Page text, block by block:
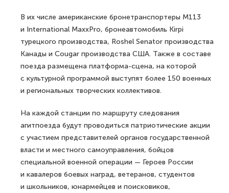
В их числе американские бронетранспортеры M113
и International MaxxPro, бронеавтомобиль Kirpi
турецкого производства, Roshel Senator производства
Канады и Cougar производства США. Также в составе
поезда размещена платформа-сцена, на которой
с культурной программой выступят более 150 военных
и региональных творческих коллективов.
На каждой станции по маршруту следования
агитпоезда будут проводиться патриотические акции
с участием представителей органов государственной
власти и местного самоуправления, бойцов
специальной военной операции — Героев России
и кавалеров боевых наград, ветеранов, студентов
и школьников, юнармейцев и поисковиков,